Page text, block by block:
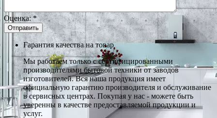
Оценка:*
Гарантия качества на товар
Мы работаем только с сертифицированными
производителями бытовой техники от заводов
изготовителей. Вся наша продукция имеет
официальную гарантию производителя и обслуживание
в сервисных центрах. Покупая у нас - можете быть
уверенны в качестве предоставляемой продукции и
услуг.